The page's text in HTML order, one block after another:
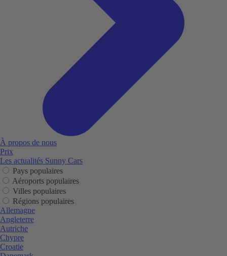
À propos de nous
Prix
Les actualités Sunny Cars
Pays populaires
Aéroports populaires
Villes populaires
Régions populaires
Allemagne
Angleterre
Autriche
Chypre
Croatie